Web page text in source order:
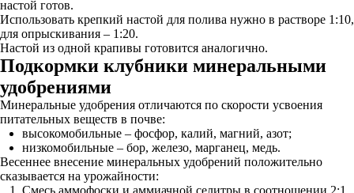
настой готов.
Использовать крепкий настой для полива нужно в растворе 1:10,
для опрыскивания – 1:20.
Настой из одной крапивы готовится аналогично.
Подкормки клубники минеральными
удобрениями
Минеральные удобрения отличаются по скорости усвоения
питательных веществ в почве:
высокомобильные – фосфор, калий, магний, азот;
низкомобильные – бор, железо, марганец, медь.
Весеннее внесение минеральных удобрений положительно
сказывается на урожайности:
Смесь аммофоски и аммиачной селитры в соотношении 2:1